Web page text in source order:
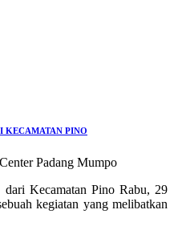
KECAMATAN PINO
Padang Mumpo
Kecamatan Pino Rabu, 29
kegiatan yang melibatkan